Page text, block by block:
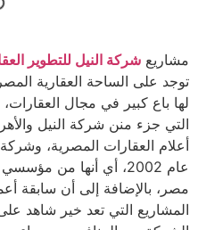
مشاريع شركة النيل للتطوير
توجد على الساحة العقارية
لها باع كبير في مجال
التي جزء منن شركة النيل
أعلام العقارات المصرية،
عام 2002، أي أنها من
مصر، بالإضافة إلى أن سابقة
المشاريع التي تعد خير شاهد